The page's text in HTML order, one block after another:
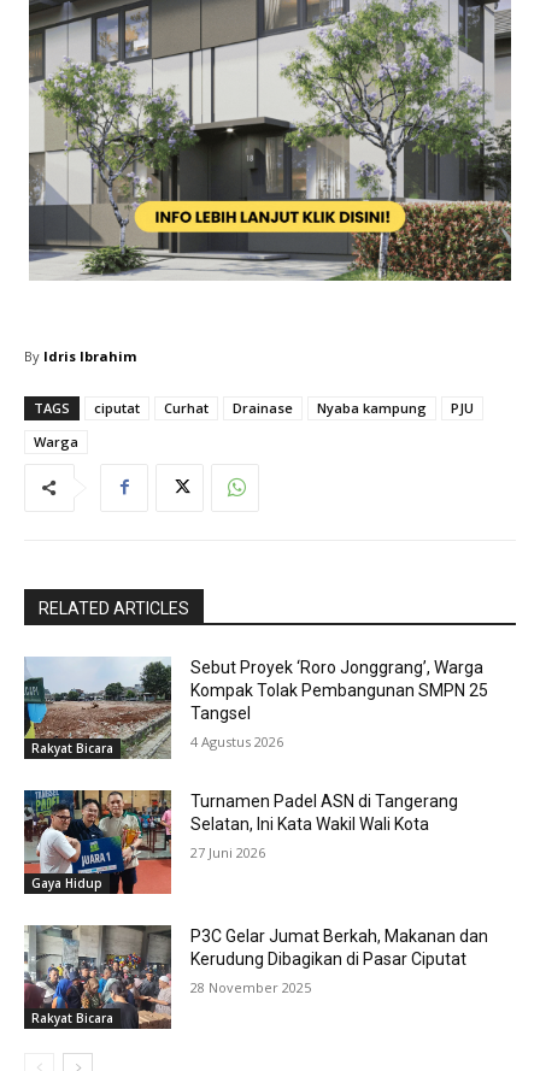
By Idris Ibrahim
TAGS ciputat Curhat Drainase Nyaba kampung
PJU
Warga
RELATED ARTICLES
Rakyat Bicara
Sebut Proyek ‘Roro Jonggrang’, Warga
Kompak Tolak Pembangunan SMPN 25
Tangsel
4 Agustus 2026
Gaya Hidup
Turnamen Padel ASN di Tangerang
Selatan, Ini Kata Wakil Wali Kota
27 Juni 2026
Rakyat Bicara
P3C Gelar Jumat Berkah, Makanan dan
Kerudung Dibagikan di Pasar Ciputat
28 November 2025